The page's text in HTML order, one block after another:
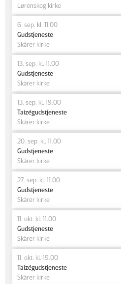
Lørenskog kirke
6. sep. kl. 11.00
Gudstjeneste
Skårer kirke
13. sep. kl. 11.00
Gudstjeneste
Skårer kirke
13. sep. kl. 19.00
Taizégudstjeneste
Skårer kirke
20. sep. kl. 11.00
Gudstjeneste
Skårer kirke
27. sep. kl. 11.00
Gudstjeneste
Skårer kirke
11. okt. kl. 11.00
Gudstjeneste
Skårer kirke
11. okt. kl. 19.00
Taizégudstjeneste
Skårer kirke